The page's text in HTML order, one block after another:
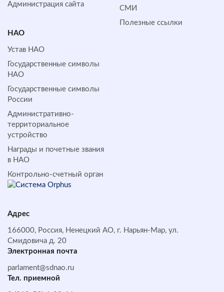
Администрация сайта
СМИ
Полезные ссылки
НАО
Устав НАО
Государственные символы
НАО
Государственные символы
России
Административно-
территориальное
устройство
Награды и почетные звания
в НАО
Контрольно-счетный орган
Адрес
166000, Россия, Ненецкий АО, г. Нарьян-Мар, ул.
Смидовича д. 20
Электронная почта
parlament@sdnao.ru
Тел. приемной